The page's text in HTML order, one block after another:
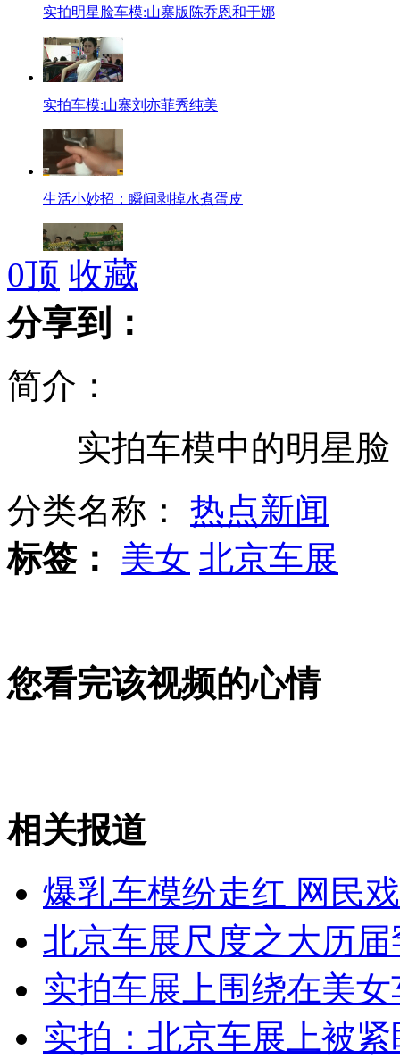
实拍明星脸车模:山寨版陈乔恩和于娜
实拍车模:山寨刘亦菲秀纯美
生活小妙招：瞬间剥掉水煮蛋皮
工人体育场：围巾墙构筑绿色激情
菲律宾比基尼小姐大赛火爆上演
7000张动物皮张现北京首都机场
大连足协官员赴上海向遭打记者道歉
山西运城恶犬咬伤多人 警民合力深夜将其击毙
女孩北京地铁殴打老人 痛下狠手拳打脚踢
无痛分娩是否安全 医生回应
外交部：反对强权政治霸凌主义
0顶 收藏
分享到：
简介：
实拍车模中的明星脸
分类名称： 热点新闻
标签：
美女 北京车展
您看完该视频的心情
相关报道
爆乳车模纷走红 网民
北京车展尺度之大历届
实拍车展上围绕在美
实拍：北京车展上被